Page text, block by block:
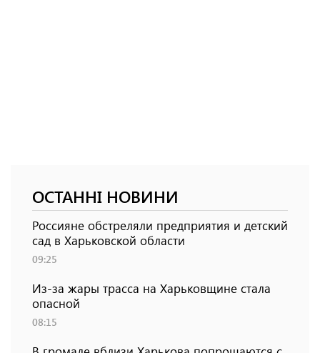
ОСТАННІ НОВИНИ
Россияне обстреляли предприятия и детский
сад в Харьковской области
09:25
Из-за жары трасса на Харьковщине стала
опасной
08:15